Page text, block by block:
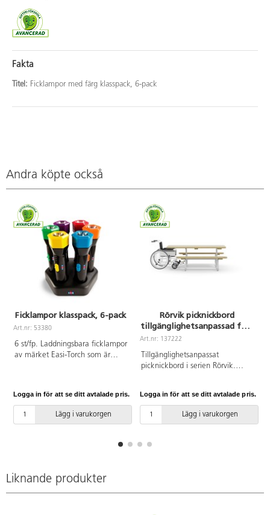
Fakta
Titel: Ficklampor med färg klasspack, 6-pack
Andra köpte också
Ficklampor klasspack, 6-pack
Art.nr: 53380
6 st/fp. Laddningsbara ficklampor
av märket Easi-Torch som är
laddas sedan i laddstationen.
Färgkoordinerade toppar och
brytare. Laddar på 3-4 timmar.
Logga in för att se ditt avtalade pris.
Lägg i varukorgen
Rörvik picknickbord
tillgänglighetsanpassad furu
195x70 H72 cm
Art.nr: 137222
Tillgänglighetsanpassat
picknickbord i serien Rörvik.
behandling med vattenbaserad
träolja innan användning
utomhus. Upprepa behandlingen
Logga in för att se ditt avtalade pris.
Lägg i varukorgen
Liknande produkter